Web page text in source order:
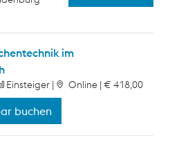
im
Einsteiger Online € 418,00
buchen